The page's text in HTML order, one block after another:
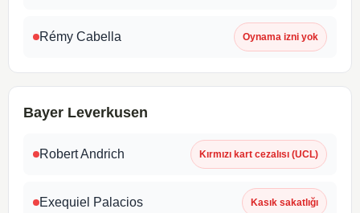
Rémy Cabella Oynama izni yok
Bayer Leverkusen
Robert Andrich Kırmızı kart cezalısı (UCL)
Exequiel Palacios Kasık sakatlığı